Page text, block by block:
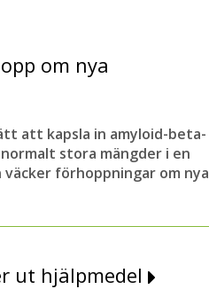
om nya
att kapsla in amyloid-beta-
stora mängder i en
förhoppningar om nya
ut hjälpmedel